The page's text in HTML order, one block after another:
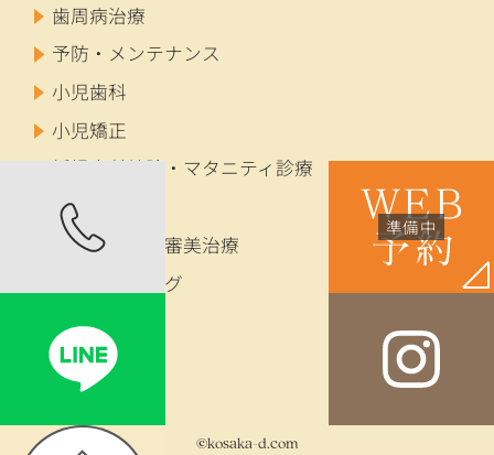
歯周病治療
予防・メンテナンス
小児歯科
小児矯正
妊婦歯科健診・マタニティ診療
成人矯正
セラミック・審美治療
ホワイトニング
インプラント
入れ歯
©kosaka-d.com